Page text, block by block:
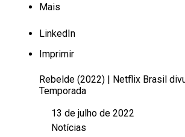
Mais
LinkedIn
Imprimir
Rebelde (2022) | Netflix Brasil
Temporada
Data13 de julho de 2022
Em relação a
Notícias